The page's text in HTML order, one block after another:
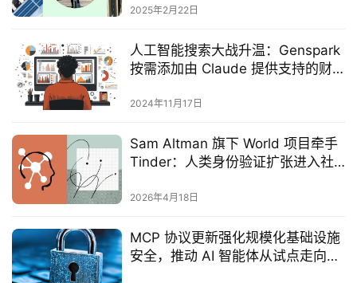
2025年2月22日
人工智能搜索大战升温：Genspark
按需添加由 Claude 提供支持的财
2024年11月17日
Sam Altman 旗下 World 项目牵手
Tinder：人类身份验证扩张进入社
2026年4月18日
MCP 协议更新强化规模化基础设施
安全，推动 AI 智能体从试点走向生